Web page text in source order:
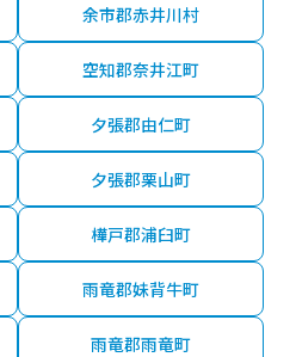
余市郡赤井川村
空知郡奈井江町
夕張郡由仁町
夕張郡栗山町
樺戸郡浦臼町
雨竜郡妹背牛町
雨竜郡雨竜町